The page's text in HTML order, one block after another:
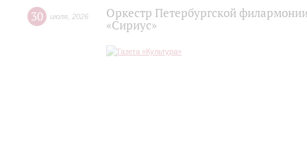
30 июля 2026
Оркестр Петербургской
«Сириус»